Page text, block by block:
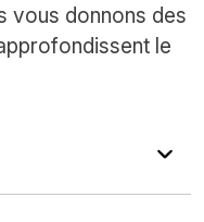
vous donnons des
le